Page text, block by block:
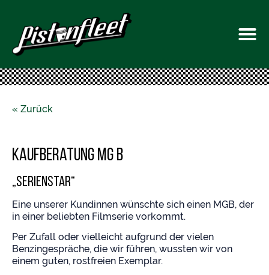
« Zurück
Kaufberatung MG B
„Serienstar“
Eine unserer Kundinnen wünschte sich einen MGB, der
in einer beliebten Filmserie vorkommt.
Per Zufall oder vielleicht aufgrund der vielen
Benzingespräche, die wir führen, wussten wir von
einem guten, rostfreien Exemplar.